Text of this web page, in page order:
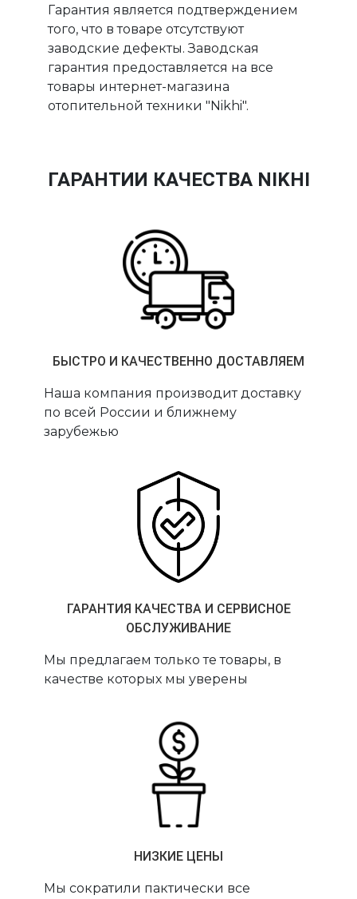
Гарантия является подтверждением
того, что в товаре отсутствуют
заводские дефекты. Заводская
гарантия предоставляется на все
товары интернет-магазина
отопительной техники "Nikhi".
ГАРАНТИИ КАЧЕСТВА NIKHI
БЫСТРО И КАЧЕСТВЕННО ДОСТАВЛЯЕМ
Наша компания производит доставку
по всей России и ближнему
зарубежью
ГАРАНТИЯ КАЧЕСТВА И СЕРВИСНОЕ
ОБСЛУЖИВАНИЕ
Мы предлагаем только те товары, в
качестве которых мы уверены
НИЗКИЕ ЦЕНЫ
Мы сократили пактически все